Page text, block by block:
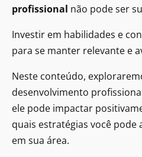
profissional não pode ser
Investir em habilidades e
para se manter relevante e
Neste conteúdo,
desenvolvimento
ele pode impactar
quais estratégias você
em sua área.